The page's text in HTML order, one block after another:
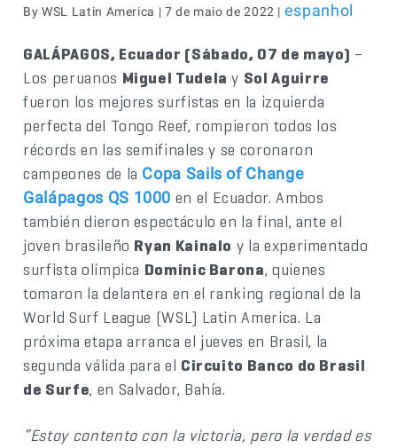
By WSL Latin America | 7 de maio de 2022 | espanhol
GALÁPAGOS, Ecuador (Sábado, 07 de mayo) –
Los peruanos Miguel Tudela y Sol Aguirre
fueron los mejores surfistas en la izquierda
perfecta del Tongo Reef, rompieron todos los
récords en las semifinales y se coronaron
campeones de la Copa Sails of Change
Galápagos QS 1000 en el Ecuador. Ambos
también dieron espectáculo en la final, ante el
joven brasileño Ryan Kainalo y la experimentado
surfista olímpica Dominic Barona, quienes
tomaron la delantera en el ranking regional de la
World Surf League (WSL) Latin America. La
próxima etapa arranca el jueves en Brasil, la
segunda válida para el Circuito Banco do Brasil
de Surfe, en Salvador, Bahía.
“Estoy contento con la victoria, pero la verdad es